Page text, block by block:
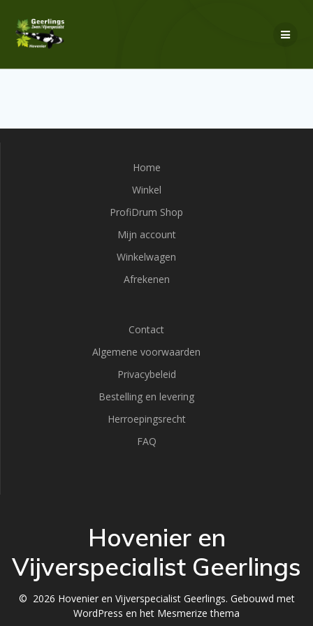
Home
Winkel
ProfiDrum Shop
Mijn account
Winkelwagen
Afrekenen
Contact
Algemene voorwaarden
Privacybeleid
Bestelling en levering
Herroepingsrecht
FAQ
Hovenier en
Vijverspecialist Geerlings
© 2026 Hovenier en Vijverspecialist Geerlings. Gebouwd met
WordPress en het Mesmerize thema